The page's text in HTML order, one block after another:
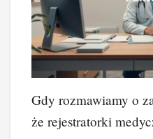
Gdy rozmawiamy o
że rejestratorki